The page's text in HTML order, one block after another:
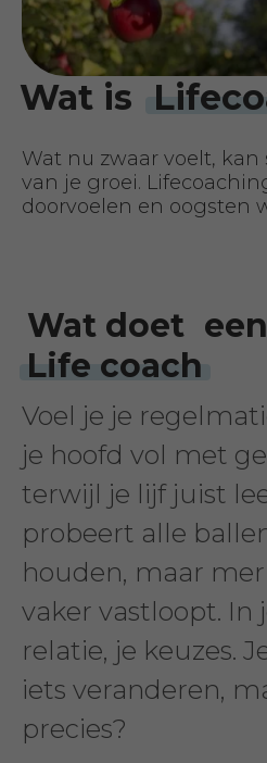
Wat is
Wat nu zwaar voelt,
van je groei.
doorvoelen en oogsten
Wat doet een
Life coach
Voel je je
je hoofd vol met
terwijl je lijf juist
probeert alle
houden, maar
vaker vastloopt. In
relatie, je keuzes.
iets veranderen,
precies?